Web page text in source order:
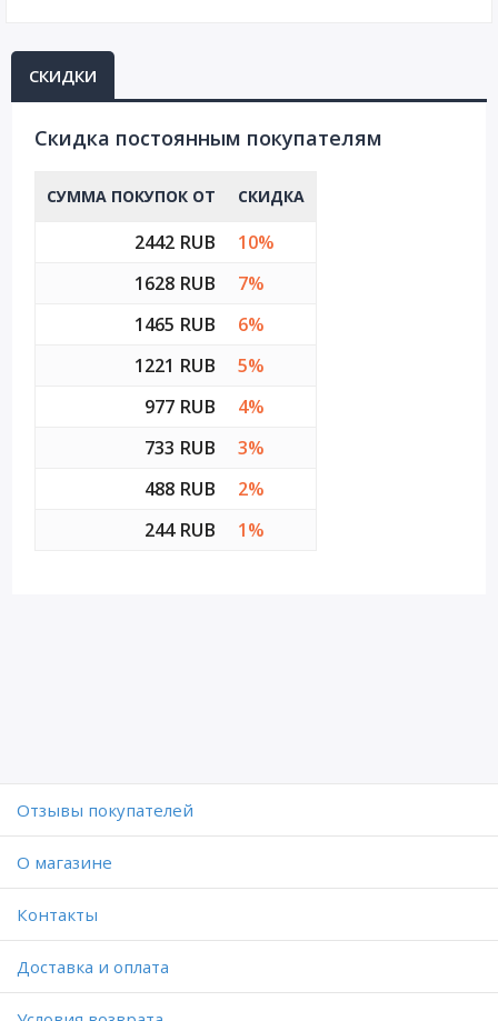
СКИДКИ
Cкидка постоянным покупателям
СУММА ПОКУПОК ОТ СКИДКА
2442 RUB
10%
1628 RUB
7%
1465 RUB
6%
1221 RUB
5%
977 RUB
4%
733 RUB
3%
488 RUB
2%
244 RUB
1%
Отзывы покупателей
O магазине
Контакты
Доставка и оплата